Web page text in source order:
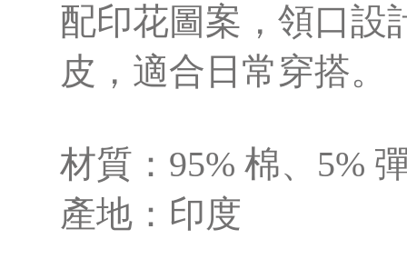
配印花圖案，領口設
皮，適合日常穿搭。
材質：95% 棉、5%
產地：印度